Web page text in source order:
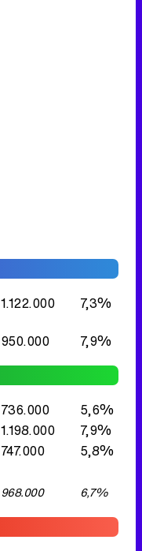
1.122.000
7,3%
950.000 7,9%
736.000
5,6%
1.198.000
7,9%
747.000 5,8%
968.000 6,7%